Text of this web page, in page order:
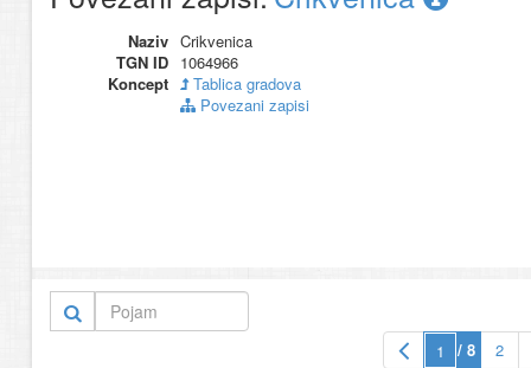
Naziv Crikvenica
TGN ID 1064966
Koncept
Tablica gradova
Povezani zapisi
/ 8 2